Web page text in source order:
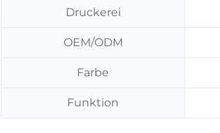
Druckerei
OEM/ODM
Farbe
Funktion